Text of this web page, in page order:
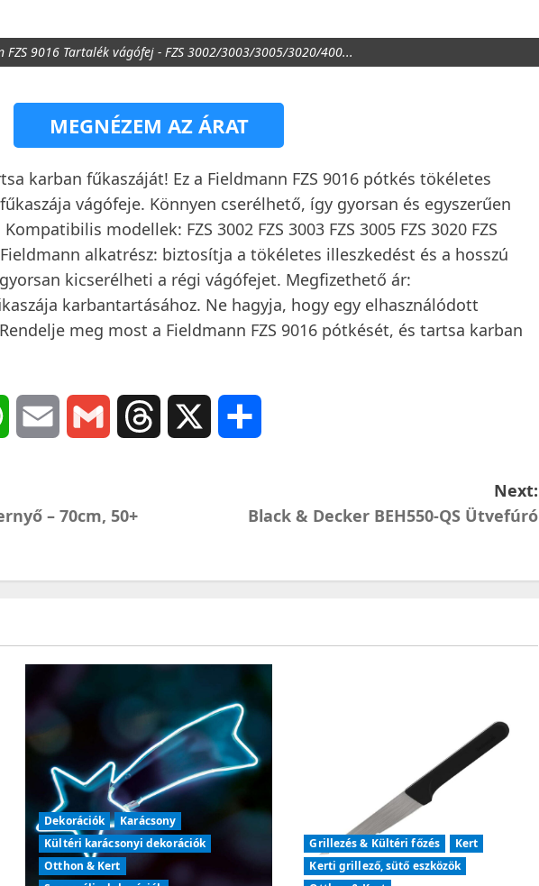
FZS 9016 Tartalék vágófej - FZS 3002/3003/3005/3020/400...
MEGNÉZEM AZ ÁRAT
karban fűkaszáját! Ez a Fieldmann FZS 9016 pótkés tökéletes
vágófeje. Könnyen cserélhető, így gyorsan és egyszerűen
modellek: FZS 3002 FZS 3003 FZS 3005 FZS 3020 FZS
alkatrész: biztosítja a tökéletes illeszkedést és a hosszú
kicserélheti a régi vágófejet. Megfizethető ár:
karbantartásához. Ne hagyja, hogy egy elhasználódott
meg most a Fieldmann FZS 9016 pótkését, és tartsa karban
WhatsAppEmail Gmail Threads
– 70cm, 50+
Next:
Black & Decker BEH550-QS Ütvefúró
Dekorációk
Karácsony
Kültéri karácsonyi dekorációk
Otthon & Kert
Grillezés & Kültéri főzés
Kert
Kerti grillező, sütő eszközök